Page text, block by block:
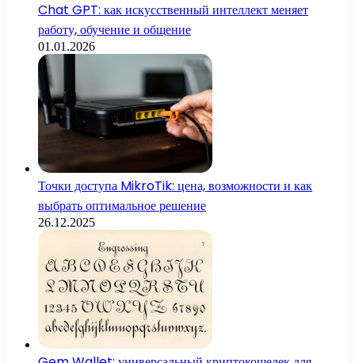
Chat GPT: как искусственный интеллект меняет
работу, обучение и общение
01.01.2026
Точки доступа MikroTik: цена, возможности и как
выбрать оптимальное решение
26.12.2025